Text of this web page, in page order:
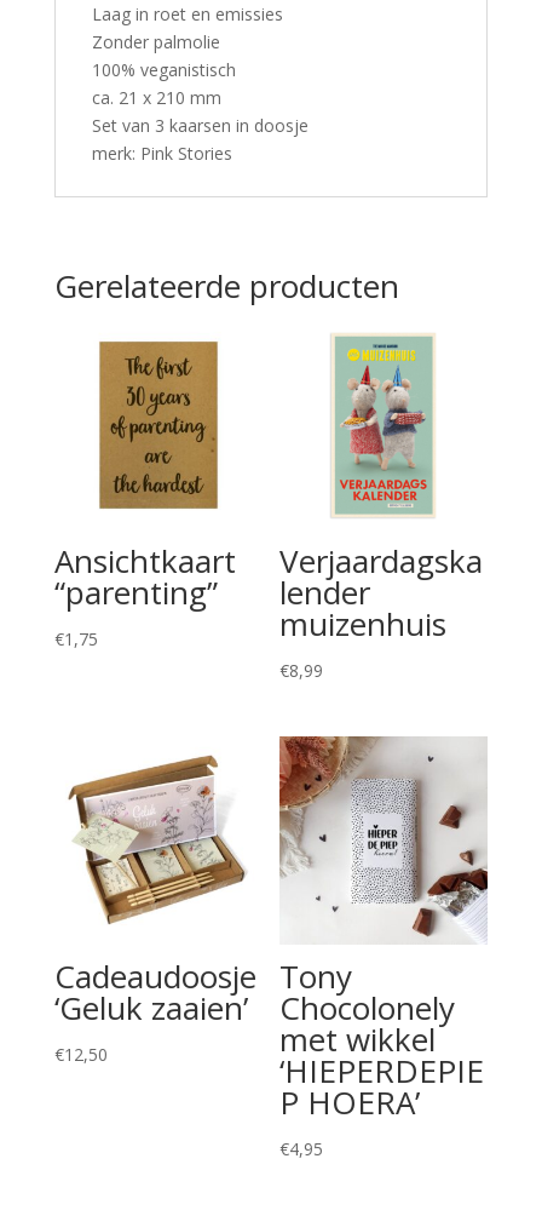
Laag in roet en emissies
Zonder palmolie
100% veganistisch
ca. 21 x 210 mm
Set van 3 kaarsen in doosje
merk: Pink Stories
Gerelateerde producten
Ansichtkaart
“parenting”
€1,75
Verjaardagska
lender
muizenhuis
€8,99
Cadeaudoosje
‘Geluk zaaien’
€12,50
Tony
Chocolonely
met wikkel
‘HIEPERDEPIE
P HOERA’
€4,95